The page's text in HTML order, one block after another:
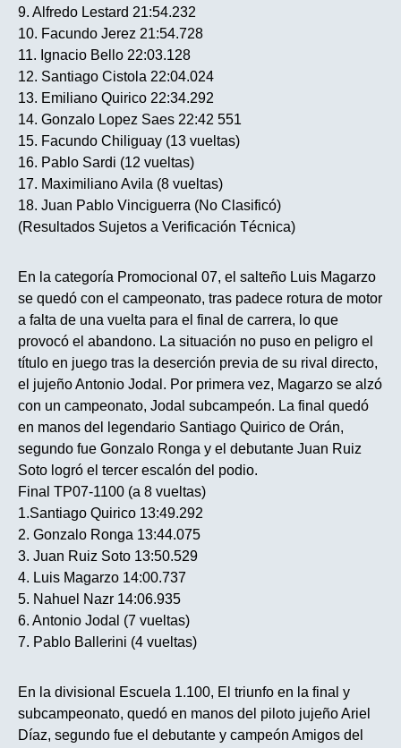
9. Alfredo Lestard 21:54.232
10. Facundo Jerez 21:54.728
11. Ignacio Bello 22:03.128
12. Santiago Cistola 22:04.024
13. Emiliano Quirico 22:34.292
14. Gonzalo Lopez Saes 22:42 551
15. Facundo Chiliguay (13 vueltas)
16. Pablo Sardi (12 vueltas)
17. Maximiliano Avila (8 vueltas)
18. Juan Pablo Vinciguerra (No Clasificó)
(Resultados Sujetos a Verificación Técnica)
En la categoría Promocional 07, el salteño Luis Magarzo
se quedó con el campeonato, tras padece rotura de motor
a falta de una vuelta para el final de carrera, lo que
provocó el abandono. La situación no puso en peligro el
título en juego tras la deserción previa de su rival directo,
el jujeño Antonio Jodal. Por primera vez, Magarzo se alzó
con un campeonato, Jodal subcampeón. La final quedó
en manos del legendario Santiago Quirico de Orán,
segundo fue Gonzalo Ronga y el debutante Juan Ruiz
Soto logró el tercer escalón del podio.
Final TP07-1100 (a 8 vueltas)
1.Santiago Quirico 13:49.292
2. Gonzalo Ronga 13:44.075
3. Juan Ruiz Soto 13:50.529
4. Luis Magarzo 14:00.737
5. Nahuel Nazr 14:06.935
6. Antonio Jodal (7 vueltas)
7. Pablo Ballerini (4 vueltas)
En la divisional Escuela 1.100, El triunfo en la final y
subcampeonato, quedó en manos del piloto jujeño Ariel
Díaz, segundo fue el debutante y campeón Amigos del